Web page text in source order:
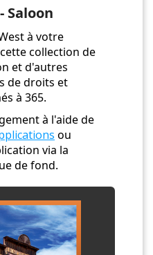
Saloon
à votre
collection de
et d'autres
de droits et
à 365.
à l'aide de
ou
via la
de fond.